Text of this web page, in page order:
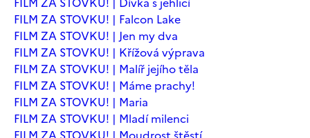
FILM ZA STOVKU! | Falcon Lake
FILM ZA STOVKU! | Jen my dva
FILM ZA STOVKU! | Křížová výprava
FILM ZA STOVKU! | Malíř jejího těla
FILM ZA STOVKU! | Máme prachy!
FILM ZA STOVKU! | Maria
FILM ZA STOVKU! | Mladí milenci